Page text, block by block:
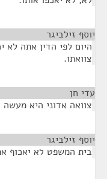
יוסף זילביגר
היום לפי הדין אתה לא
צוואתו.
עדי חן
צוואה אדוני היא מעשה
יוסף זילביגר
בית המשפט לא יאכוף